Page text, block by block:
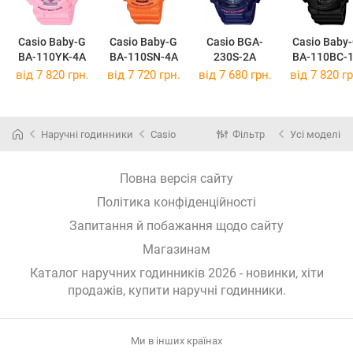
Casio Baby-G
BA-110YK-4A
Casio Baby-G
BA-110SN-4A
Casio BGA-
230S-2A
Casio
BA-110BC-
від 7 820 грн. від 7 720 грн. від 7 680 грн. від 7 820
Наручні годинники Casio Фільтр Усі моделі
Повна версія сайту
Політика конфіденційності
Запитання й побажання щодо сайту
Магазинам
Каталог наручних годинників 2026 - новинки, хіти
продажів, купити наручні годинники.
Ми в інших країнах